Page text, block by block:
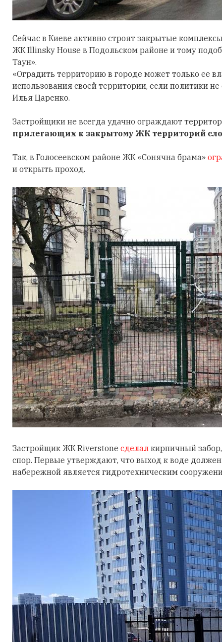
Сейчас в Киеве активно строят закрытые
ЖК Illinsky House в Подольском районе и тому
Таун».
«Оградить территорию в городе может только ее
использования своей территории, если политики
Илья Царенко.
Застройщики не всегда удачно ограждают
прилегающих к закрытому ЖК территорий
Так, в Голосеевском районе ЖК «Сонячна брама»
и открыть проход.
Застройщик ЖК Riverstone сделал кирпичный
спор. Первые утверждают, что выход к воде
набережной является гидротехническим